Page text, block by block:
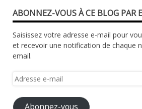
ABONNEZ-VOUS À CE BLOG PAR
Saisissez votre adresse e-mail pour
et recevoir une notification de chaque
email.
Adresse
mail
Abonnez-vous